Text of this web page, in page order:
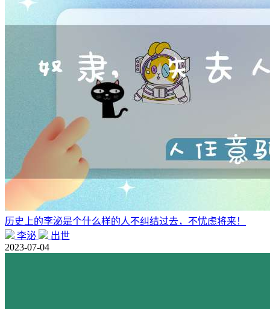
历史上的李泌是个什么样的人不纠结过去，不忧虑将来！
李泌
出世
2023-07-04